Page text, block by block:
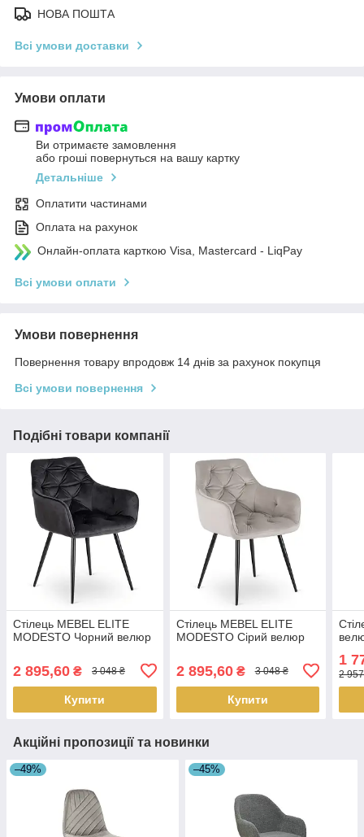
НОВА ПОШТА
Всі умови доставки
Умови оплати
Ви отримаєте замовлення
або гроші повернуться на вашу картку
Детальніше
Оплатити частинами
Оплата на рахунок
Онлайн-оплата карткою Visa, Mastercard - LiqPay
Всі умови оплати
Умови повернення
Повернення товару впродовж 14 днів за рахунок покупця
Всі умови повернення
Подібні товари компанії
Стілець MEBEL ELITE
MODESTO Чорний велюр
2 895,60 ₴ 3 048 ₴
Купити
Стілець MEBEL ELITE
MODESTO Сірий велюр
2 895,60₴ 3 048 ₴
Купити
1
2
Акційні пропозиції та новинки
–49% –45%